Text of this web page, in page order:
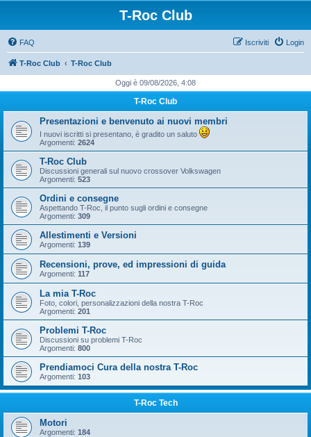
T-Roc Club
FAQ Login
Iscriviti
T-Roc Club T-Roc Club
Oggi è 09/08/2026, 4:08
T-Roc Club
Presentazioni e benvenuto ai nuovi membri
I nuovi iscritti si presentano, è gradito un saluto
Argomenti: 2624
T-Roc Club
Discussioni generali sul nuovo crossover Volkswagen
Argomenti: 523
Ordini e consegne
Aspettando T-Roc, il punto sugli ordini e consegne
Argomenti: 309
Allestimenti e Versioni
Argomenti: 139
Recensioni, prove, ed impressioni di guida
Argomenti: 117
La mia T-Roc
Foto, colori, personalizzazioni della nostra T-Roc
Argomenti: 201
Problemi T-Roc
Discussioni su problemi T-Roc
Argomenti: 800
Prendiamoci Cura della nostra T-Roc
Argomenti: 103
T-Roc Tech
Motori
Argomenti: 184